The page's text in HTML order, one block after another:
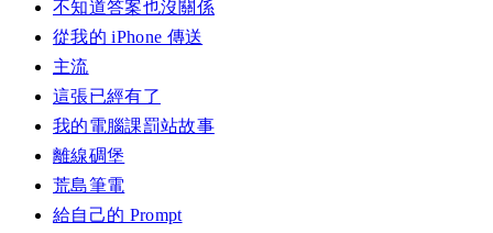
不知道答案也沒關係
從我的 iPhone 傳送
主流
這張已經有了
我的電腦課罰站故事
離線碉堡
荒島筆電
給自己的 Prompt